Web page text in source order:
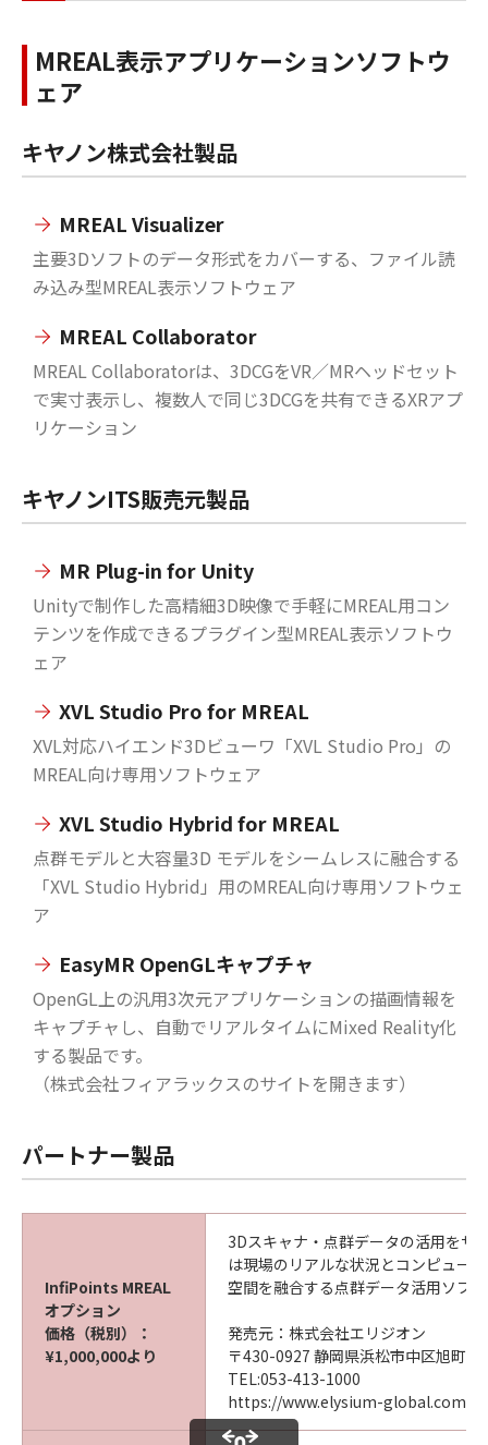
MREAL表示アプリケーションソフトウ
ェア
キヤノン株式会社製品
MREAL Visualizer
主要3Dソフトのデータ形式をカバーする、ファイル読
み込み型MREAL表示ソフトウェア
MREAL Collaborator
MREAL Collaboratorは、3DCGをVR／MRヘッドセット
で実寸表示し、複数人で同じ3DCGを共有できるXRアプ
リケーション
キヤノンITS販売元製品
MR Plug-in for Unity
Unityで制作した高精細3D映像で手軽にMREAL用コン
テンツを作成できるプラグイン型MREAL表示ソフトウ
ェア
XVL Studio Pro for MREAL
XVL対応ハイエンド3Dビューワ「XVL Studio Pro」の
MREAL向け専用ソフトウェア
XVL Studio Hybrid for MREAL
点群モデルと大容量3D モデルをシームレスに融合する
「XVL Studio Hybrid」用のMREAL向け専用ソフトウェ
ア
EasyMR OpenGLキャプチャ
OpenGL上の汎用3次元アプリケーションの描画情報を
キャプチャし、自動でリアルタイムにMixed Reality化
する製品です。
（株式会社フィアラックスのサイトを開きます）
パートナー製品
InfiPoints MREAL
オプション
価格（税別）：
¥1,000,000より
3Dスキャナ・点群データの活用を
は現場のリアルな状況とコンピュー
空間を融合する点群データ活用ソフ
発売元：株式会社エリジオン
〒430-0927 静岡県浜松市中区旭町
TEL:053-413-1000
https://www.elysium-global.com